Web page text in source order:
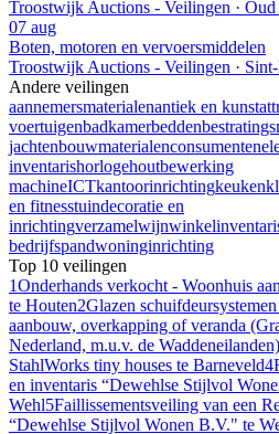
Troostwijk Auctions - Veilingen ·
07 aug
Boten, motoren en vervoersmiddelen
Troostwijk Auctions - Veilingen ·
Andere veilingen
aannemersmaterialenantiek en kunst
voertuigenbadkamerbedden
jachtenbouwmaterialen
inventarishorlogehoutbewerking
machineICTkantoorinrichtingkeuken
en fitnesstuindecoratie en
inrichtingverzamelwijn
bedrijfspandwoninginrichting
Top 10 veilingen
1Onderhands verkocht - Woonhuis
te Houten2Glazen
aanbouw, overkapping of veranda
Nederland, m.u.v. de Waddeneilanden)
StahlWorks tiny houses te Barneveld4
en inventaris “Dewehlse Stijlvol
Wehl5Faillissementsveiling van een
“Dewehlse Stijlvol Wonen B.V." te